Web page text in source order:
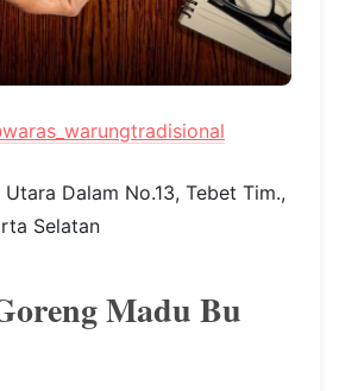
Dalam No.13, Tebet Tim.,
Selatan
Madu Bu